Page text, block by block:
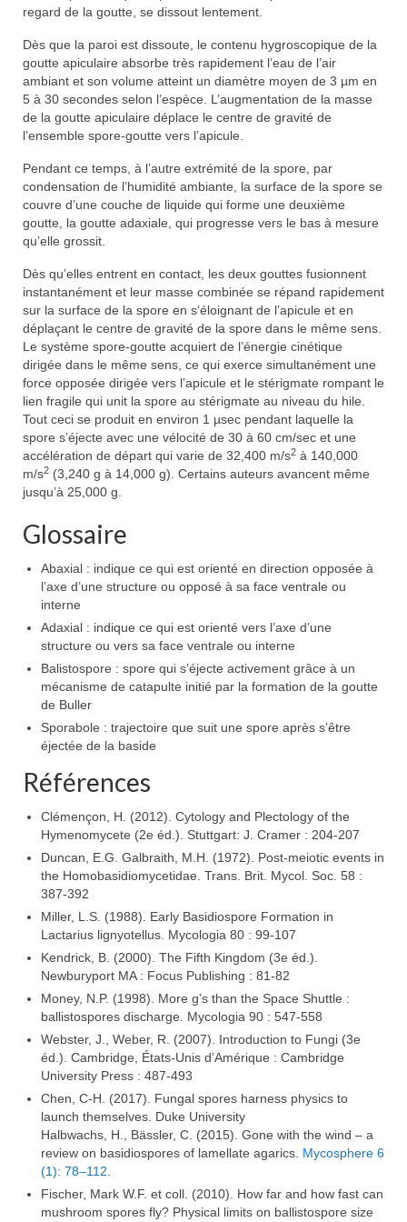
regard de la goutte, se dissout lentement.
Dès que la paroi est dissoute, le contenu hygroscopique de la
goutte apiculaire absorbe très rapidement l’eau de l’air
ambiant et son volume atteint un diamètre moyen de 3 µm en
5 à 30 secondes selon l’espèce. L’augmentation de la masse
de la goutte apiculaire déplace le centre de gravité de
l’ensemble spore-goutte vers l’apicule.
Pendant ce temps, à l’autre extrémité de la spore, par
condensation de l’humidité ambiante, la surface de la spore se
couvre d’une couche de liquide qui forme une deuxième
goutte, la goutte adaxiale, qui progresse vers le bas à mesure
qu’elle grossit.
Dès qu’elles entrent en contact, les deux gouttes fusionnent
instantanément et leur masse combinée se répand rapidement
sur la surface de la spore en s’éloignant de l’apicule et en
déplaçant le centre de gravité de la spore dans le même sens.
Le système spore-goutte acquiert de l’énergie cinétique
dirigée dans le même sens, ce qui exerce simultanément une
force opposée dirigée vers l’apicule et le stérigmate rompant le
lien fragile qui unit la spore au stérigmate au niveau du hile.
Tout ceci se produit en environ 1 µsec pendant laquelle la
spore s’éjecte avec une vélocité de 30 à 60 cm/sec et une
accélération de départ qui varie de 32,400 m/s2 à 140,000
m/s2 (3,240 g à 14,000 g). Certains auteurs avancent même
jusqu’à 25,000 g.
Glossaire
Abaxial : indique ce qui est orienté en direction opposée à
l’axe d’une structure ou opposé à sa face ventrale ou
interne
Adaxial : indique ce qui est orienté vers l’axe d’une
structure ou vers sa face ventrale ou interne
Balistospore : spore qui s’éjecte activement grâce à un
mécanisme de catapulte initié par la formation de la goutte
de Buller
Sporabole : trajectoire que suit une spore après s’être
éjectée de la baside
Références
Clémençon, H. (2012). Cytology and Plectology of the
Hymenomycete (2e éd.). Stuttgart: J. Cramer : 204-207
Duncan, E.G. Galbraith, M.H. (1972). Post-meiotic events in
the Homobasidiomycetidae. Trans. Brit. Mycol. Soc. 58 :
387-392
Miller, L.S. (1988). Early Basidiospore Formation in
Lactarius lignyotellus. Mycologia 80 : 99-107
Kendrick, B. (2000). The Fifth Kingdom (3e éd.).
Newburyport MA : Focus Publishing : 81-82
Money, N.P. (1998). More g’s than the Space Shuttle :
ballistospores discharge. Mycologia 90 : 547-558
Webster, J., Weber, R. (2007). Introduction to Fungi (3e
éd.). Cambridge, États-Unis d’Amérique : Cambridge
University Press : 487-493
Chen, C-H. (2017). Fungal spores harness physics to
launch themselves. Duke University
Halbwachs, H., Bässler, C. (2015). Gone with the wind – a
review on basidiospores of lamellate agarics. Mycosphere 6
(1): 78–112
Fischer, Mark W.F. et coll. (2010). How far and how fast can
mushroom spores fly? Physical limits on ballistospore size